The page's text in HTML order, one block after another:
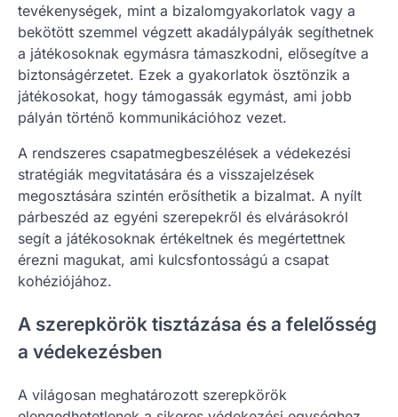
tevékenységek, mint a bizalomgyakorlatok vagy a
bekötött szemmel végzett akadálypályák segíthetnek
a játékosoknak egymásra támaszkodni, elősegítve a
biztonságérzetet. Ezek a gyakorlatok ösztönzik a
játékosokat, hogy támogassák egymást, ami jobb
pályán történő kommunikációhoz vezet.
A rendszeres csapatmegbeszélések a védekezési
stratégiák megvitatására és a visszajelzések
megosztására szintén erősíthetik a bizalmat. A nyílt
párbeszéd az egyéni szerepekről és elvárásokról
segít a játékosoknak értékeltnek és megértettnek
érezni magukat, ami kulcsfontosságú a csapat
kohéziójához.
A szerepkörök tisztázása és a felelősség
a védekezésben
A világosan meghatározott szerepkörök